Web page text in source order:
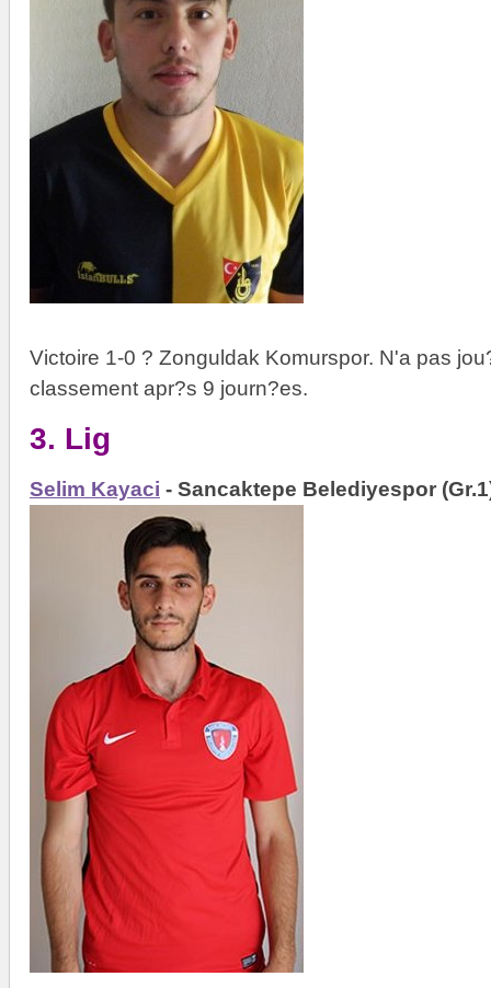
Victoire 1-0 ? Zonguldak Komurspor. N'a pas
classement apr?s 9 journ?es.
3. Lig
Selim Kayaci - Sancaktepe Belediyespor